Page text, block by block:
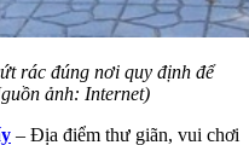
rác đúng nơi quy định để
ảnh: Internet)
– Địa điểm thư giãn, vui chơi